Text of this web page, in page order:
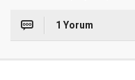
1 Yorum